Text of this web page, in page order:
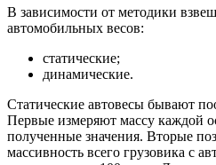
В зависимости от методики
автомобильных весов:
статические;
динамические.
Статические автовесы бывают
Первые измеряют массу каждой
полученные значения. Вторые
массивность всего грузовика с